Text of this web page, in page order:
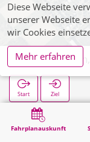
Fahrplanauskunft
Start Ziel
Freizeit & Tourismus
Diese Webseite
unserer Webseite
wir Cookies
Mehr erfahren